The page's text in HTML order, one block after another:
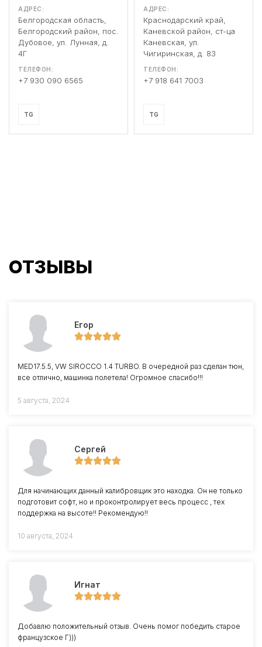
АДРЕС:
Белгородская область,
Белгородский район, пос.
Дубовое, ул. Лунная, д.
4Г
ТЕЛЕФОН:
+7 930 090 6565
TG
АДРЕС:
Краснодарский край,
Каневской район, ст-ца
Каневская, ул.
Чигиринская, д. 83
ТЕЛЕФОН:
+7 918 641 7003
TG
ОТЗЫВЫ
Егор
MED17.5.5, VW SIROCCO 1.4 TURBO. В очередной раз сделан тюн,
все отлично, машинка полетела! Огромное спасибо!!!
5 августа, 2024
Сергей
Для начинающих данный калибровщик это находка. Он не только
подготовит софт, но и проконтролирует весь процесс , тех
поддержка на высоте!! Рекомендую!!
10 августа, 2024
Игнат
Добавлю положительный отзыв. Очень помог победить старое
французское Г)))